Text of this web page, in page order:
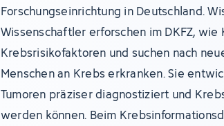
Forschungseinrichtung in Deutschland.
Wissenschaftler erforschen im DKFZ,
Krebsrisikofaktoren und suchen nach
Menschen an Krebs erkranken. Sie
Tumoren präziser diagnostiziert und
werden können. Beim